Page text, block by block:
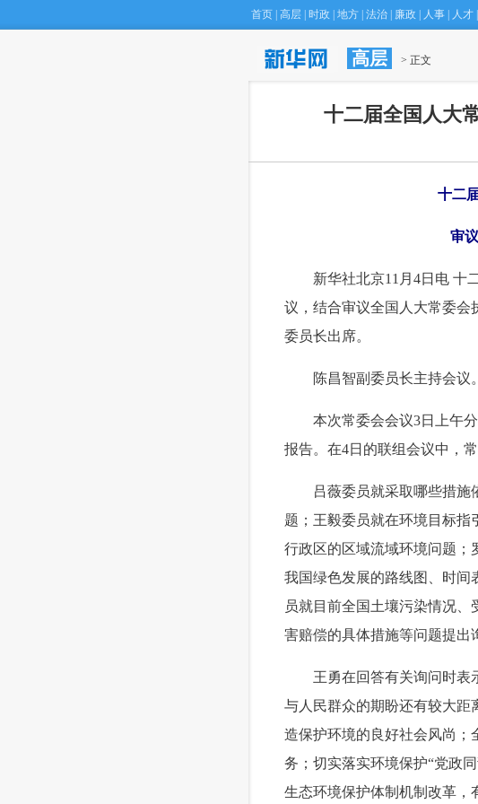
首页 高层 时政 地方 法治 廉政 人事 人才
高层 > 正文
·“基因剪刀”可防治
十二届全国人大
十二
审议
新华社北京11月4日电 十二
议，结合审议全国人大常委会
委员长出席。
陈昌智副委员长主持会议。
本次常委会会议3日上午分
报告。在4日的联组会议中，
吕薇委员就采取哪些措施依
题；王毅委员就在环境目标指
行政区的区域流域环境问题；
我国绿色发展的路线图、时间
员就目前全国土壤污染情况
害赔偿的具体措施等问题提出
王勇在回答有关询问时表示
与人民群众的期盼还有较大距
造保护环境的良好社会风尚；
务；切实落实环境保护“党政
生态环境保护体制机制改革，